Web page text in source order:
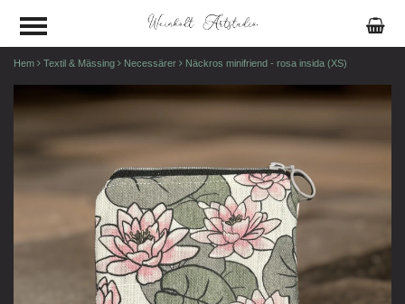
Hem Textil & Mässing Necessärer Näckros minifriend - rosa insida (XS)